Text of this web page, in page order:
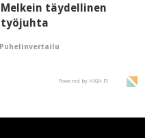
Melkein täydellinen
työjuhta
Puhelinvertailu
Powered by HIGH.FI